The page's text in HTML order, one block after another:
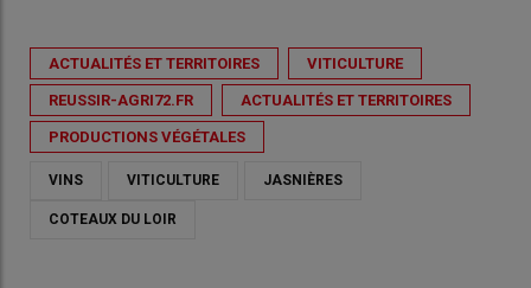
ACTUALITÉS ET TERRITOIRES VITICULTURE
REUSSIR-AGRI72.FR ACTUALITÉS ET TERRITOIRES
PRODUCTIONS VÉGÉTALES
VINS VITICULTURE JASNIÈRES
COTEAUX DU LOIR